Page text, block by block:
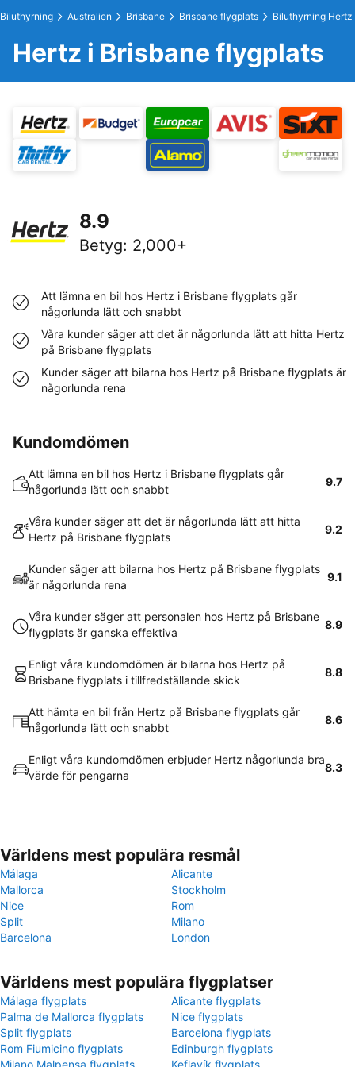
Biluthyrning Australien Brisbane Brisbane flygplats Biluthyrning Hertz
Hertz i Brisbane flygplats
8.9
Betyg: 2,000+
Att lämna en bil hos Hertz i Brisbane flygplats går
någorlunda lätt och snabbt
Våra kunder säger att det är någorlunda lätt att hitta Hertz
på Brisbane flygplats
Kunder säger att bilarna hos Hertz på Brisbane flygplats är
någorlunda rena
Kundomdömen
Att lämna en bil hos Hertz i Brisbane flygplats går
någorlunda lätt och snabbt
9.7
Våra kunder säger att det är någorlunda lätt att hitta
Hertz på Brisbane flygplats
9.2
Kunder säger att bilarna hos Hertz på Brisbane flygplats
är någorlunda rena
9.1
Våra kunder säger att personalen hos Hertz på Brisbane
flygplats är ganska effektiva
8.9
Enligt våra kundomdömen är bilarna hos Hertz på
Brisbane flygplats i tillfredställande skick
8.8
Att hämta en bil från Hertz på Brisbane flygplats går
någorlunda lätt och snabbt
8.6
Enligt våra kundomdömen erbjuder Hertz någorlunda bra
värde för pengarna
8.3
Världens mest populära resmål
Málaga
Alicante
Mallorca
Stockholm
Nice
Rom
Split
Milano
Barcelona
London
Världens mest populära flygplatser
Málaga flygplats
Alicante flygplats
Palma de Mallorca flygplats
Nice flygplats
Split flygplats
Barcelona flygplats
Rom Fiumicino flygplats
Edinburgh flygplats
Milano Malpensa flygplats
Keflavík flygplats